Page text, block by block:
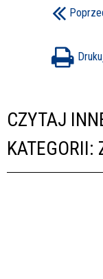
CZYTAJ
KATEGORII: